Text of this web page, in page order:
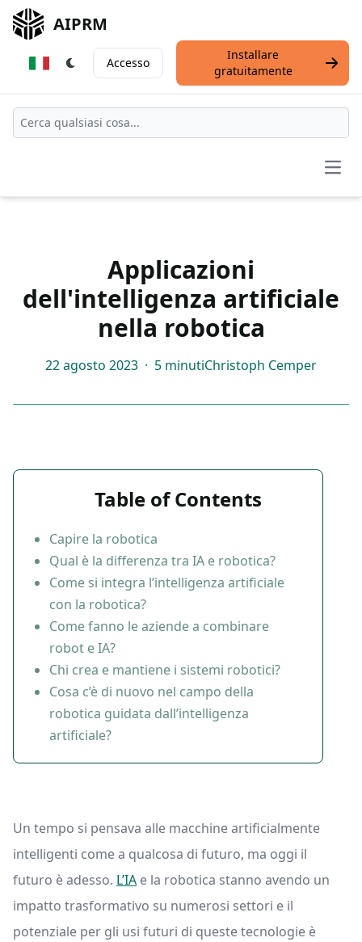
AIPRM
Accesso
Installare
gratuitamente
Applicazioni
dell'intelligenza artificiale
nella robotica
22 agosto 2023 · 5 minutiChristoph Cemper
Un tempo si pensava alle macchine artificialmente
intelligenti come a qualcosa di futuro, ma oggi il
futuro è adesso. L’IA e la robotica stanno avendo un
impatto trasformativo su numerosi settori e il
potenziale per gli usi futuri di queste tecnologie è
Table of Contents
Capire la robotica
Qual è la differenza tra IA e robotica?
Come si integra l’intelligenza artificiale
con la robotica?
Come fanno le aziende a combinare
robot e IA?
Chi crea e mantiene i sistemi robotici?
Cosa c’è di nuovo nel campo della
robotica guidata dall’intelligenza
artificiale?